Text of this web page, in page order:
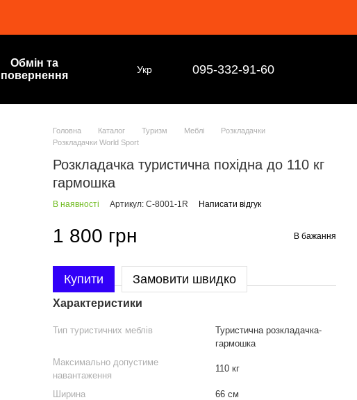
Обмін та
повернення
Укр 095-332-91-60
Головна Каталог Туризм Меблі
Розкладачки
Розкладачки World Sport
Розкладачка туристична похідна до 110 кг
гармошка
В наявності Артикул: C-8001-1R Написати відгук
1 800 грн В бажання
Купити Замовити швидко
Характеристики
Тип туристичних меблів
Туристична розкладачка-
гармошка
Максимально допустиме
навантаження
110 кг
Ширина
66 см